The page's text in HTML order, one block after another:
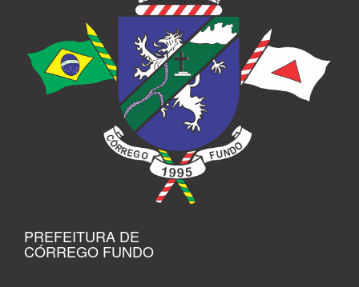
PREFEITURA DE
CÓRREGO FUNDO